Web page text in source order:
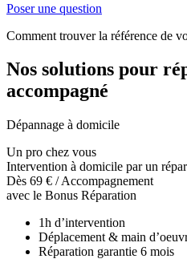
Poser une question
Comment trouver la référence de
Nos solutions pour
accompagné
Dépannage à domicile
Un pro chez vous
Intervention à domicile par un
Dès 69 € / Accompagnement
avec le Bonus Réparation
1h d’intervention
Déplacement & main
Réparation garantie 6 mois